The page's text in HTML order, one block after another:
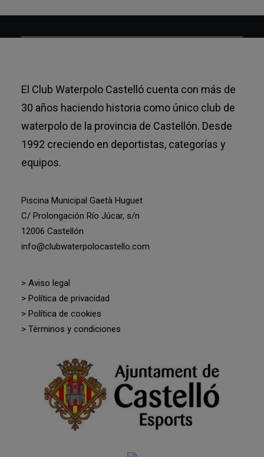
El Club Waterpolo Castelló cuenta con más de
30 años haciendo historia como único club de
waterpolo de la provincia de Castellón. Desde
1992 creciendo en deportistas, categorías y
equipos.
Piscina Municipal Gaetà Huguet
C/ Prolongación Río Júcar, s/n
12006 Castellón
info@clubwaterpolocastello.com
> Aviso legal
> Política de privacidad
> Política de cookies
> Términos y condiciones